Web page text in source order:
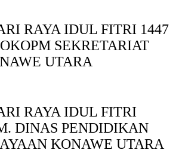
RAYA IDUL FITRI 1447
SEKRETARIAT
UTARA
RAYA IDUL FITRI
DINAS PENDIDIKAN
KONAWE UTARA